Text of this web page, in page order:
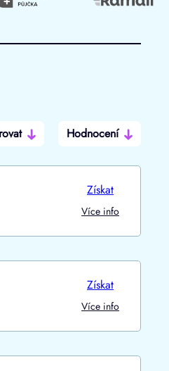
Hodnocení
Získat
Více info
Získat
Více info